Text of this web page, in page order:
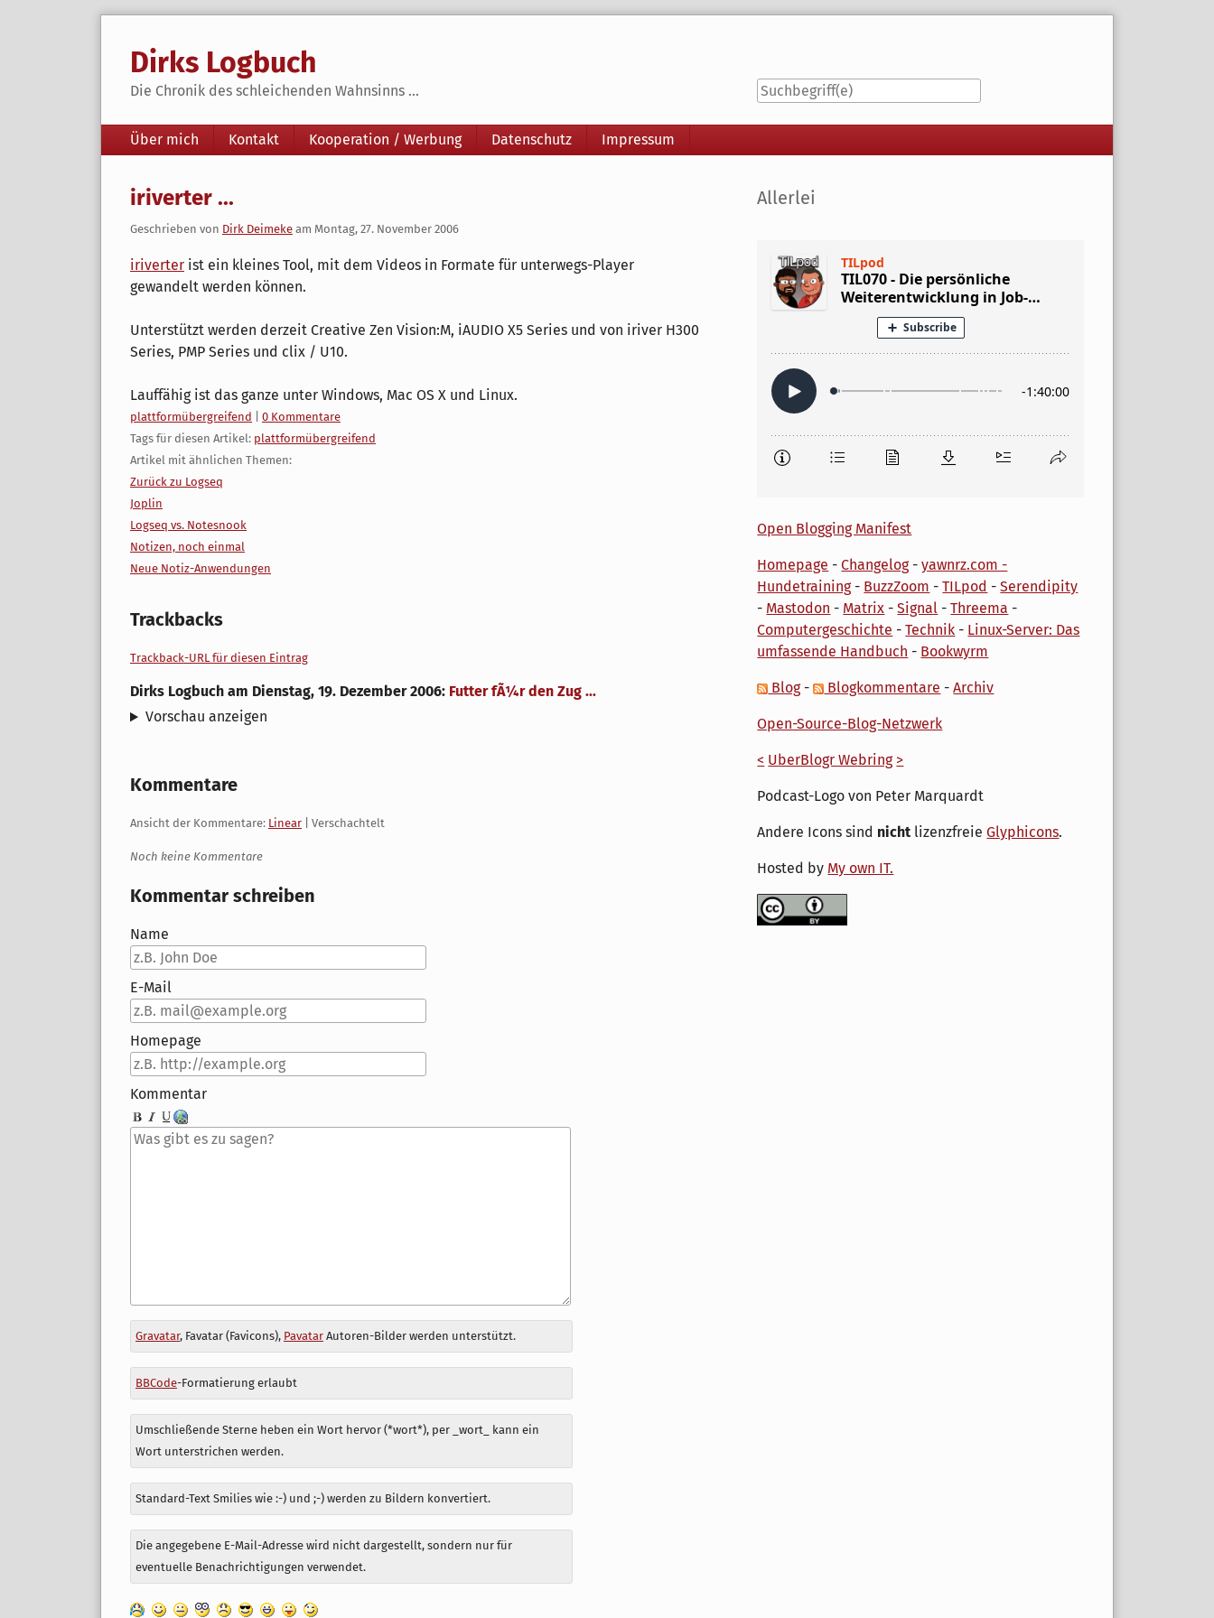
Dirks Logbuch
Die Chronik des schleichenden Wahnsinns ...
Navigation
Über mich Kontakt Kooperation / Werbung Datenschutz Impressum
iriverter ...
Geschrieben von Dirk Deimeke am Montag, 27. November 2006
iriverter ist ein kleines Tool, mit dem Videos in Formate für unterwegs-Player
gewandelt werden können.
Unterstützt werden derzeit Creative Zen Vision:M, iAUDIO X5 Series und von iriver H300
Series, PMP Series und clix / U10.
Lauffähig ist das ganze unter Windows, Mac OS X und Linux.
Kategorien:
plattformübergreifend
0 Kommentare
Tags für diesen Artikel: plattformübergreifend
Artikel mit ähnlichen Themen:
Zurück zu Logseq
Joplin
Logseq vs. Notesnook
Notizen, noch einmal
Neue Notiz-Anwendungen
Trackbacks
Trackback-URL für diesen Eintrag
Dirks Logbuch am Dienstag, 19. Dezember 2006: Futter fÃ¼r den Zug ...
Vorschau anzeigen
Kommentare
Ansicht der Kommentare: Linear | Verschachtelt
Noch keine Kommentare
Kommentar schreiben
Name
E-Mail
Homepage
Kommentar
Antwort
zu
Gravatar, Favatar (Favicons), PavatarAutoren-Bilder werden unterstützt.
BBCode-Formatierung erlaubt
Umschließende Sterne heben ein Wort hervor (*wort*), per _wort_ kann ein
Wort unterstrichen werden.
Standard-Text Smilies wie :-) und ;-) werden zu Bildern konvertiert.
Die angegebene E-Mail-Adresse wird nicht dargestellt, sondern nur für
eventuelle Benachrichtigungen verwendet.
Seitenleiste
Allerlei
Open Blogging Manifest
Homepage -Changelog-yawnrz.com -
Hundetraining- BuzzZoom -TILpod -Serendipity
- Mastodon - Matrix -Signal -Threema -
Computergeschichte -Technik - Linux-Server: Das
umfassende Handbuch - Bookwyrm
Blog- Blogkommentare -Archiv
Open-Source-Blog-Netzwerk
< UberBlogr Webring >
Podcast-Logo von Peter Marquardt
Andere Icons sind nicht lizenzfreieGlyphicons.
Hosted by My own IT.